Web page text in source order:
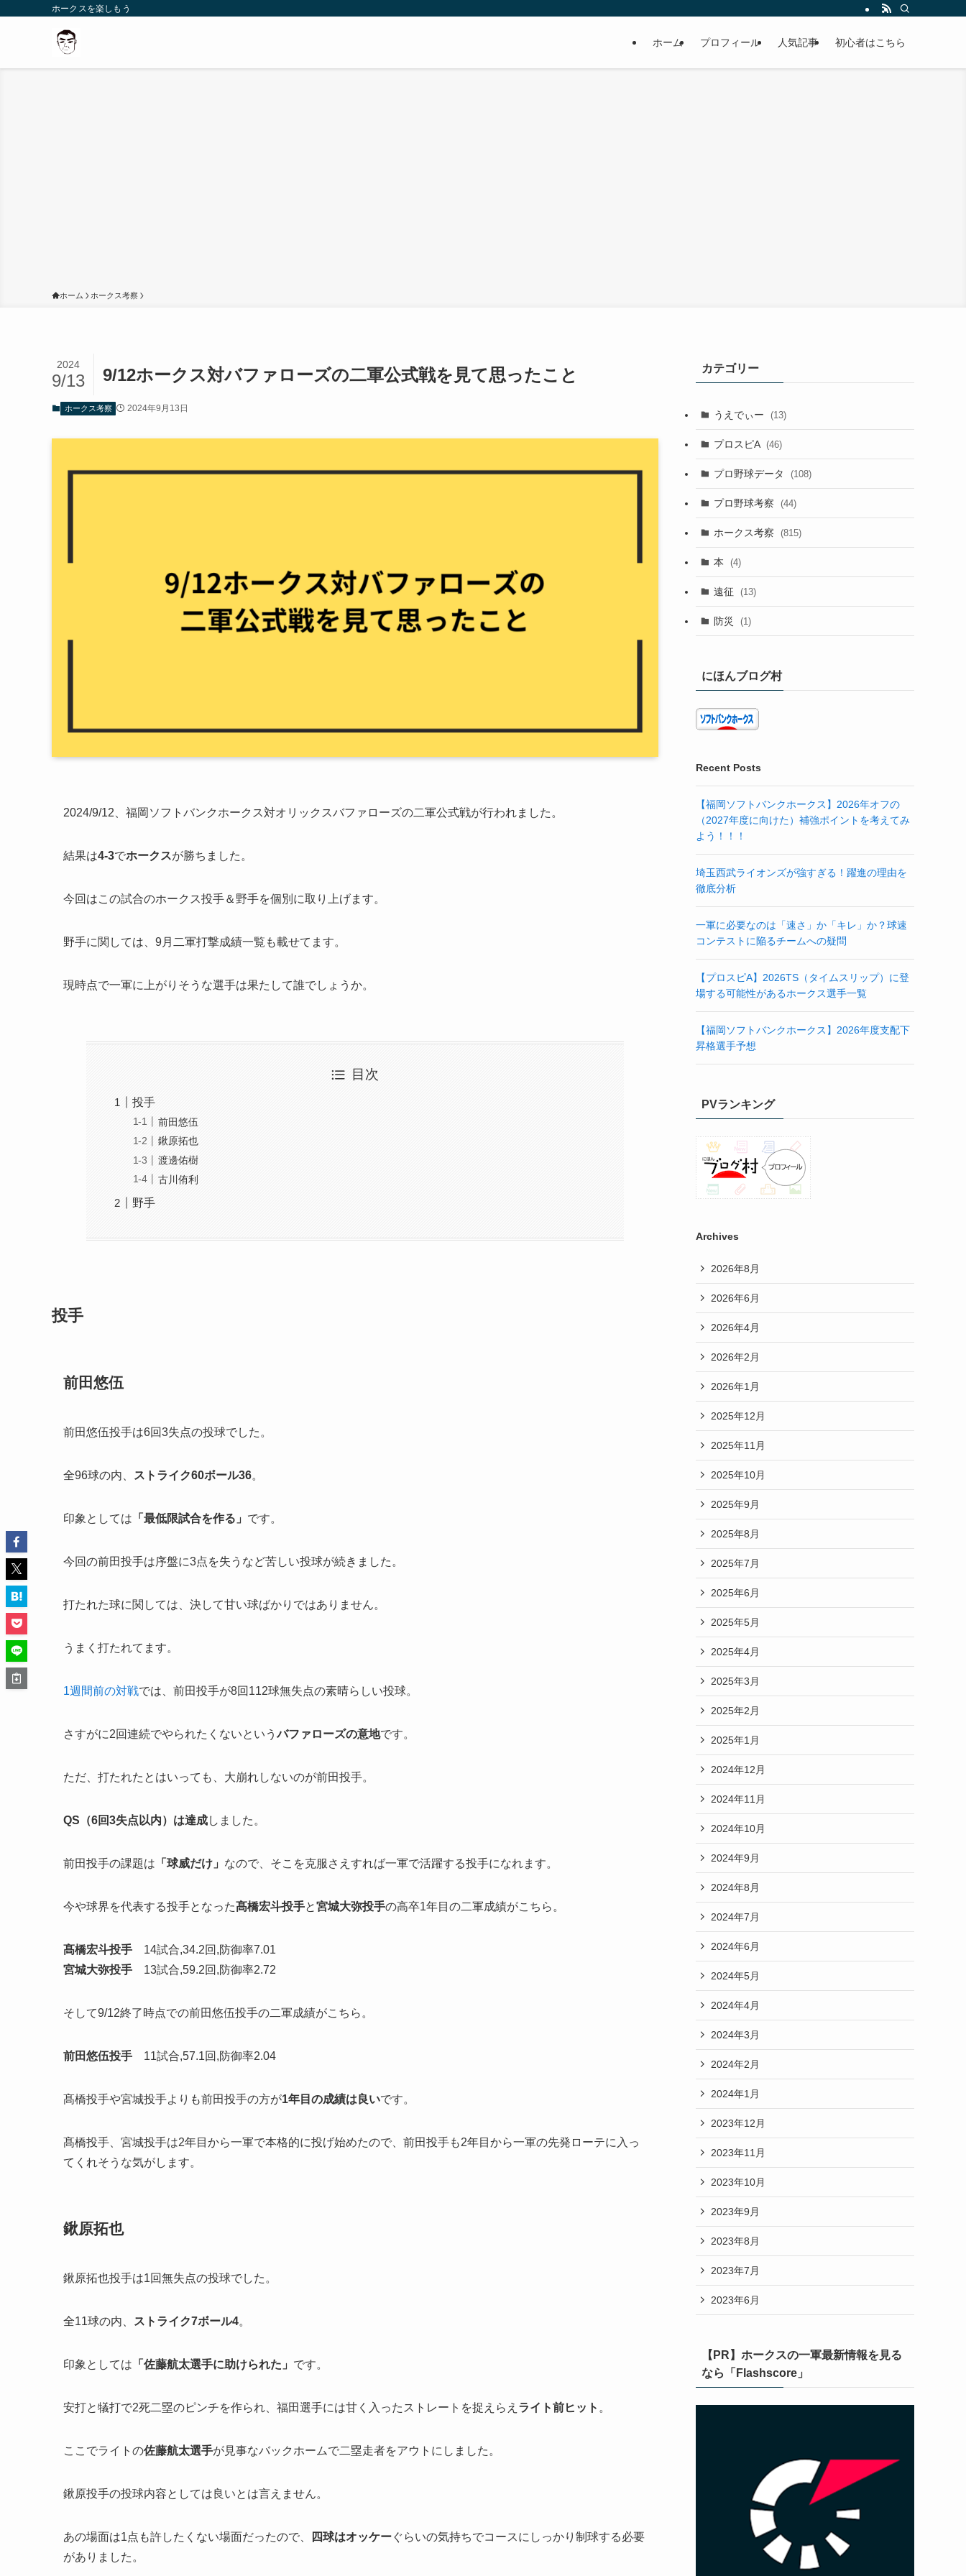
ホークスを楽しもう
ホーム プロフィール 人気記事 初心者はこちら
ホーム ホークス考察
9/12ホークス対バファローズの二軍公式戦を見て思ったこと
2024
9/13
ホークス考察 2024年9月13日
2024/9/12、福岡ソフトバンクホークス対オリックスバファローズの二軍公式戦が行われました。
結果は4-3でホークスが勝ちました。
今回はこの試合のホークス投手＆野手を個別に取り上げます。
野手に関しては、9月二軍打撃成績一覧も載せてます。
現時点で一軍に上がりそうな選手は果たして誰でしょうか。
目次
投手
前田悠伍
鍬原拓也
渡邊佑樹
古川侑利
野手
投手
前田悠伍
前田悠伍投手は6回3失点の投球でした。
全96球の内、 ストライク60ボール36。
印象としては 「 最低限試合を作る」 です。
今回の前田投手は序盤に3点を失うなど苦しい投球が続きました。
打たれた球に関しては、決して甘い球ばかりではありません。
うまく打たれてます。
1週間前の対戦では、前田投手が8回112球無失点の素晴らしい投球。
さすがに2回連続でやられたくないというバファローズの意地です。
ただ、打たれたとはいっても、大崩れしないのが前田投手。
QS（6回3失点以内）は達成しました。
前田投手の課題は 「球威だけ」 なので、そこを克服さえすれば一軍で活躍する投手になれます。
今や球界を代表する投手となった髙橋宏斗投手と宮城大弥投手の高卒1年目の二軍成績がこちら。
髙橋宏斗投手 14試合,34.2回,防御率7.01
宮城大弥投手 13試合,59.2回,防御率2.72
そして9/12終了時点での前田悠伍投手の二軍成績がこちら。
前田悠伍投手 11試合,57.1回,防御率2.04
髙橋投手や宮城投手よりも前田投手の方が1年目の成績は良いです。
髙橋投手、宮城投手は2年目から一軍で本格的に投げ始めたので、前田投手も2年目から一軍の先発ローテに入っ
てくれそうな気がします。
鍬原拓也
鍬原拓也投手は1回無失点の投球でした。
全11球の内、 ストライク7ボール4。
印象としては 「 佐藤航太選手に助けられた」 です。
安打と犠打で2死二塁のピンチを作られ、福田選手には甘く入ったストレートを捉えらえ ライト前ヒット 。
ここでライトの佐藤航太選手が見事なバックホームで二塁走者をアウトにしました。
鍬原投手の投球内容としては良いとは言えません。
あの場面は1点も許したくない場面だったので、 四球はオッケーぐらいの気持ちでコースにしっかり制球する必要
がありました。
カテゴリー
うえでぃー (13)
プロスピA (46)
プロ野球データ (108)
プロ野球考察 (44)
ホークス考察 (815)
本 (4)
遠征 (13)
防災 (1)
にほんブログ村
Recent Posts
【福岡ソフトバンクホークス】2026年オフの
（2027年度に向けた）補強ポイントを考えてみ
よう！！！
埼玉西武ライオンズが強すぎる！躍進の理由を
徹底分析
一軍に必要なのは「速さ」か「キレ」か？球速
コンテストに陥るチームへの疑問
【プロスピA】2026TS（タイムスリップ）に登
場する可能性があるホークス選手一覧
【福岡ソフトバンクホークス】2026年度支配下
昇格選手予想
PVランキング
Archives
2026年8月
2026年6月
2026年4月
2026年2月
2026年1月
2025年12月
2025年11月
2025年10月
2025年9月
2025年8月
2025年7月
2025年6月
2025年5月
2025年4月
2025年3月
2025年2月
2025年1月
2024年12月
2024年11月
2024年10月
2024年9月
2024年8月
2024年7月
2024年6月
2024年5月
2024年4月
2024年3月
2024年2月
2024年1月
2023年12月
2023年11月
2023年10月
2023年9月
2023年8月
2023年7月
2023年6月
【PR】ホークスの一軍最新情報を見る
なら「Flashscore」